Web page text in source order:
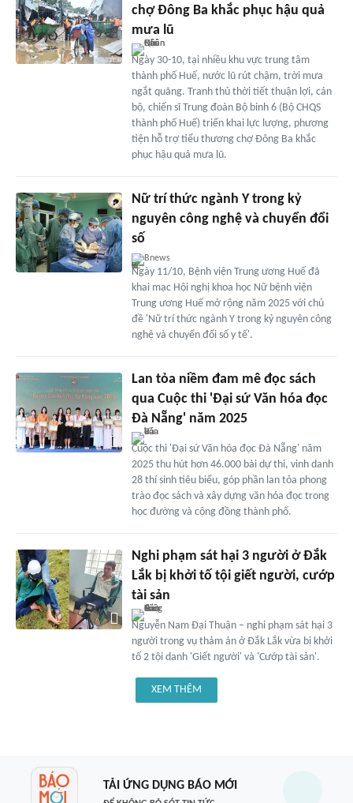
chợ Đông Ba khắc phục hậu quả
mưa lũ
Ngày 30-10, tại nhiều khu vực trung tâm
thành phố Huế, nước lũ rút chậm, trời mưa
ngắt quãng. Tranh thủ thời tiết thuận lợi, cán
bộ, chiến sĩ Trung đoàn Bộ binh 6 (Bộ CHQS
thành phố Huế) triển khai lực lượng, phương
tiện hỗ trợ tiểu thương chợ Đông Ba khắc
phục hậu quả mưa lũ.
Nữ trí thức ngành Y trong kỷ
nguyên công nghệ và chuyển đổi
số
Bnews
Ngày 11/10, Bệnh viện Trung ương Huế đã
khai mạc Hội nghị khoa học Nữ bệnh viện
Trung ương Huế mở rộng năm 2025 với chủ
đề 'Nữ trí thức ngành Y trong kỷ nguyên công
nghệ và chuyển đổi số y tế'.
Lan tỏa niềm đam mê đọc sách
qua Cuộc thi 'Đại sứ Văn hóa đọc
Đà Nẵng' năm 2025
Cuộc thi 'Đại sứ Văn hóa đọc Đà Nẵng' năm
2025 thu hút hơn 46.000 bài dự thi, vinh danh
28 thí sinh tiêu biểu, góp phần lan tỏa phong
trào đọc sách và xây dựng văn hóa đọc trong
học đường và cộng đồng thành phố.
Nghi phạm sát hại 3 người ở Đắk
Lắk bị khởi tố tội giết người, cướp
tài sản
Nguyễn Nam Đại Thuận – nghi phạm sát hại 3
người trong vụ thảm án ở Đắk Lắk vừa bị khởi
tố 2 tội danh 'Giết người' và 'Cướp tài sản'.
XEM THÊM
TẢI ỨNG DỤNG BÁO MỚI